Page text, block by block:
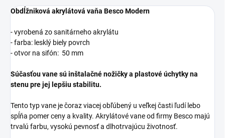
Obdĺžniková akrylátová vaňa Besco Modern
- vyrobená zo sanitárneho akrylátu
- farba: lesklý biely povrch
- otvor na sifón: 50 mm
Súčasťou vane sú inštalačné nožičky a plastové úchytky na
stenu pre jej lepšiu stabilitu.
Tento typ vane je čoraz viacej obľúbený u veľkej časti ľudí lebo
spĺňa pomer ceny a kvality. Akrylátové vane od firmy Besco majú
trvalú farbu, vysokú pevnosť a dlhotrvajúcu životnosť.